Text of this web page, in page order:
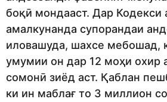
боқӣ мондааст. Дар Кодекси
амалкунанда супорандаи
иловашуда, шахсе мебошад,
умумии он дар 12 моҳи охир
сомонӣ зиёд аст. Қаблан
ки ин маблағ то 3 миллион